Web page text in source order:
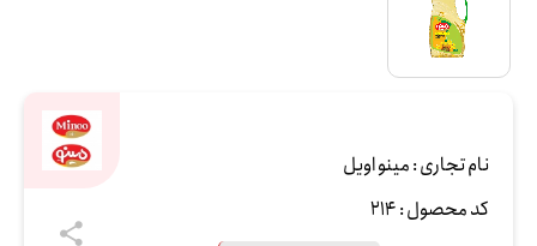
نام تجاری :مینو اویل
کد محصول :214